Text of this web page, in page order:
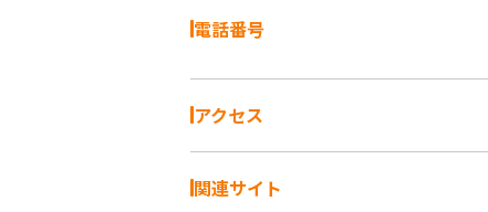
電話番号
アクセス
関連サイト